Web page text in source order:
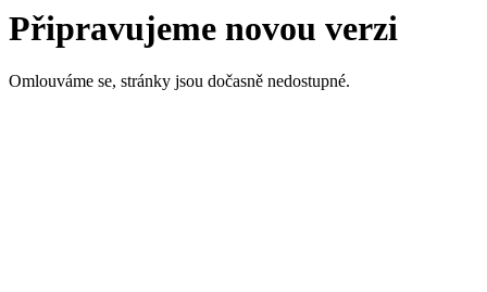
Připravujeme novou verzi
Omlouváme se, stránky jsou dočasně nedostupné.